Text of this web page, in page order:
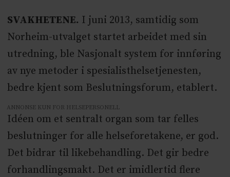
SVAKHETENE. I juni 2013, samtidig som
Norheim-utvalget startet arbeidet med sin
utredning, ble Nasjonalt system for innføring
av nye metoder i spesialisthelsetjenesten,
bedre kjent som Beslutningsforum, etablert.
ANNONSE KUN FOR HELSEPERSONELL
Idéen om et sentralt organ som tar felles
beslutninger for alle helseforetakene, er god.
Det bidrar til likebehandling. Det gir bedre
forhandlingsmakt. Det er imidlertid flere